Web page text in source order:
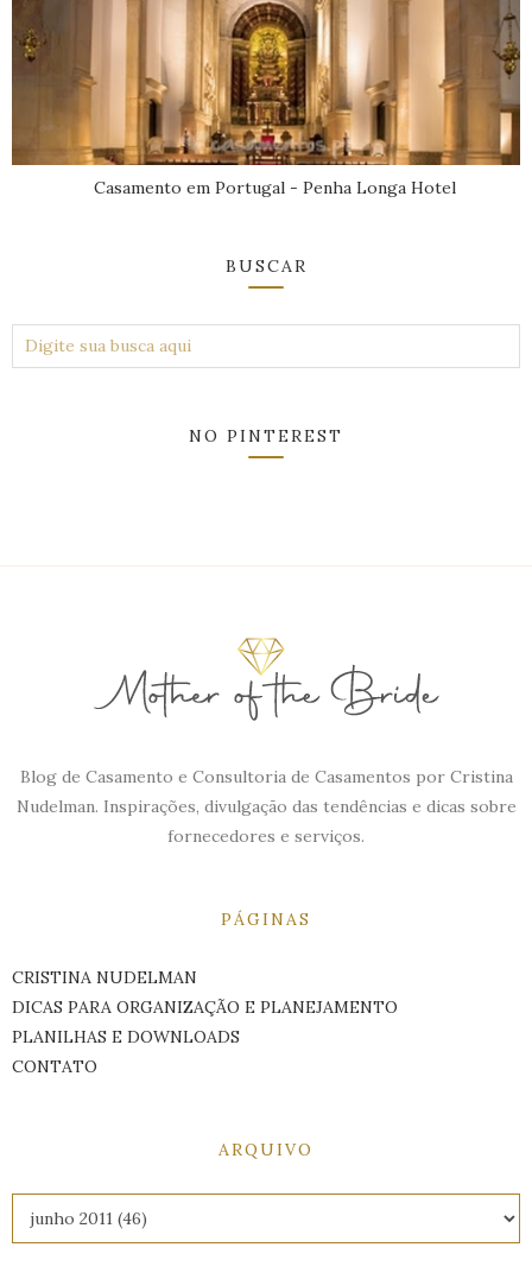
Casamento em Portugal - Penha Longa Hotel
BUSCAR
NO PINTEREST
Blog de Casamento e Consultoria de Casamentos por Cristina
Nudelman. Inspirações, divulgação das tendências e dicas sobre
fornecedores e serviços.
PÁGINAS
CRISTINA NUDELMAN
DICAS PARA ORGANIZAÇÃO E PLANEJAMENTO
PLANILHAS E DOWNLOADS
CONTATO
ARQUIVO